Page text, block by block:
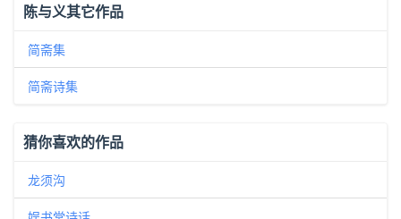
陈与义其它作品
简斋集
简斋诗集
猜你喜欢的作品
龙须沟